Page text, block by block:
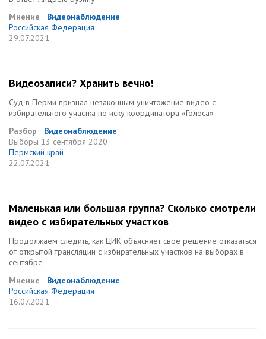
Мнение
Видеонаблюдение
Российская Федерация
29.07.2021
Видеозаписи? Хранить вечно!
Суд в Перми признал незаконным уничтожение видео с
избирательного участка по иску координатора «Голоса»
Разбор
Видеонаблюдение
Выборы 13 сентября 2020
Пермский край
22.07.2021
Маленькая или большая группа? Сколько смотрели
видео с избирательных участков
Продолжаем следить, как ЦИК объясняет свое решение отказаться
от открытой трансляции с избирательных участков на выборах в
сентябре
Мнение
Видеонаблюдение
Российская Федерация
16.07.2021